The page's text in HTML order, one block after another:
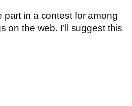
part in a contest for among
on the web. I’ll suggest this